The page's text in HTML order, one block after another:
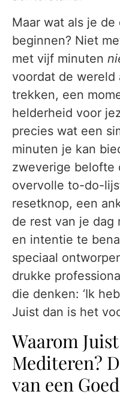
Maar wat als je
beginnen? Niet
met vijf minuten
voordat de wereld
trekken, een
helderheid voor
precies wat een
minuten je kan
zweverige belofte
overvolle to-do-
resetknop, een
de rest van je dag
en intentie te
speciaal
drukke
die denken: ‘Ik
Juist dan is het
Waarom
Mediteren?
van een